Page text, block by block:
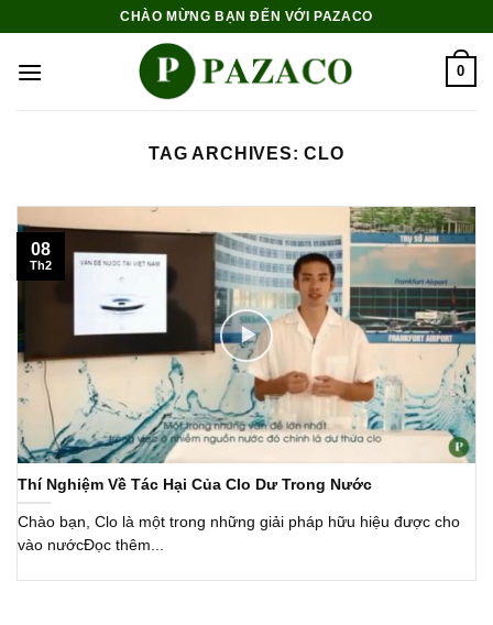
content
CHÀO MỪNG BẠN ĐẾN VỚI PAZACO
0
TAG ARCHIVES:CLO
Thí Nghiệm Về Tác Hại Của Clo Dư Trong Nước
Chào bạn, Clo là một trong những giải pháp hữu hiệu được cho
vào nướcĐọc thêm...
08
Th2